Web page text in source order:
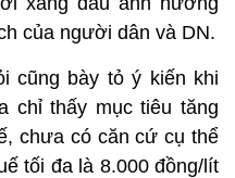
của người dân và DN.
cũng bày tỏ ý kiến khi
chỉ thấy mục tiêu tăng
chưa có căn cứ cụ thể
tối đa là 8.000 đồng/lít